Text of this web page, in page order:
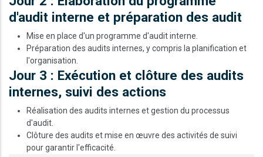
d'audit interne et préparation des audit
Mise en place d'un programme d'audit interne.
Préparation des audits internes, y compris la planification et
l'organisation.
Jour 3 : Exécution et clôture des audits
internes, suivi des actions
Réalisation des audits internes et gestion du processus
d'audit.
Clôture des audits et mise en œuvre des activités de suivi
pour garantir l'efficacité.